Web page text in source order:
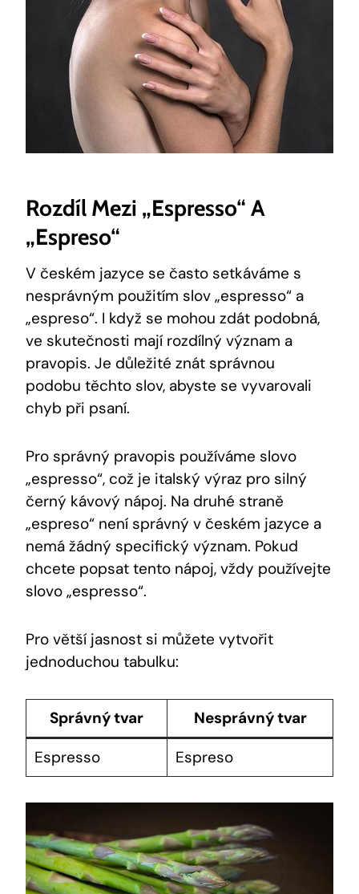
Rozdíl Mezi „espresso“ A
„espreso“
V českém jazyce se často setkáváme s
nesprávným použitím slov „espresso“ a
„espreso“. I když se mohou zdát podobná,
ve skutečnosti mají rozdílný význam a
pravopis. Je důležité znát správnou
podobu těchto slov, abyste se vyvarovali
chyb při psaní.
Pro správný pravopis používáme slovo
„espresso“, což je italský výraz pro silný
černý kávový nápoj. Na druhé straně
„espreso“ není správný v českém jazyce a
nemá žádný specifický význam. Pokud
chcete popsat tento nápoj, vždy používejte
slovo „espresso“.
Pro větší jasnost si můžete vytvořit
jednoduchou tabulku:
Správný tvar
Nesprávný tvar
Espresso
Espreso